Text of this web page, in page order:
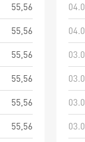
55,56
55,56
55,56
55,56
55,56
55,56